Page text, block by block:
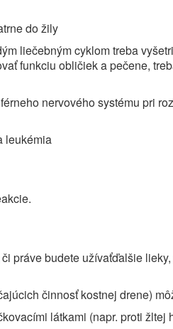
do žily
liečebným cyklom treba
funkciu obličiek a pečene,
nervového systému pri
leukémia
či práve budete užívaťďalšie
činnosť kostnej drene)
látkami (napr. proti žltej